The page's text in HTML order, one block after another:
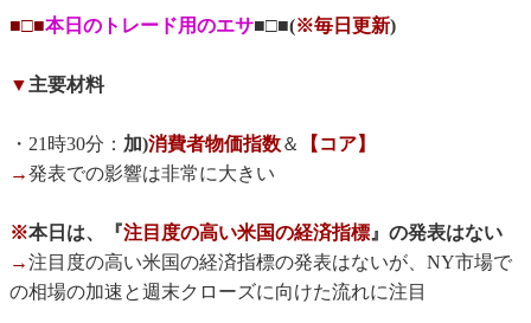
■□■本日のトレード用のエサ■□■(※毎日更新)
▼主要材料
・21時30分： 加)消費者物価指数＆
【コア】
→発表での影響は非常に大きい
※本日は、『注目度の高い米国の経済指標』の発表はない
→注目度の高い米国の経済指標の発表はないが、NY市場で
の相場の加速と週末クローズに向けた流れに注目